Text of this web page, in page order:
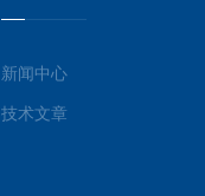
新闻中心
技术文章